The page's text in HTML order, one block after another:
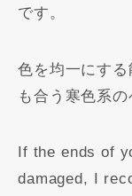
です。
色を均一にす
も合う寒色系の
If the ends of
damaged, I